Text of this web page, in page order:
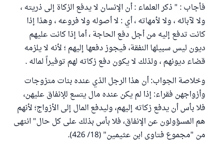
فأجاب : " ذكر العلماء : أن الإنسان لا يدفع الزكاة إلى ذريته ،
ولا لآبائه ، ولا لأمهاته ، أي : لا أصوله ولا فروعه ، وهذا إذا
كانت تدفع إليه من أجل دفع الحاجة ، أما إذا كانت عليهم
ديون ليس سبيلها النفقة، فيجوز دفعها إليهم ؛ لأنه لا يلزمه
قضاء ديونهم ، ولذلك لا يكون دفع زكاته لهم توفيراً لماله .
وخلاصة الجواب: أن هذا الرجل الذي عنده بنات متزوجات
وأزواجهن فقراء: إذا لم يكن عنده مال يتسع للإنفاق عليهن،
فلا بأس أن يدفع زكاته إليهم، وليدفع المال إلى الأزواج؛ لأنهم
هم المسؤولون عن الإنفاق، فلا بأس بذلك على كل حال" انتهى
من "مجموع فتاوى ابن عثيمين" (18/ 426).